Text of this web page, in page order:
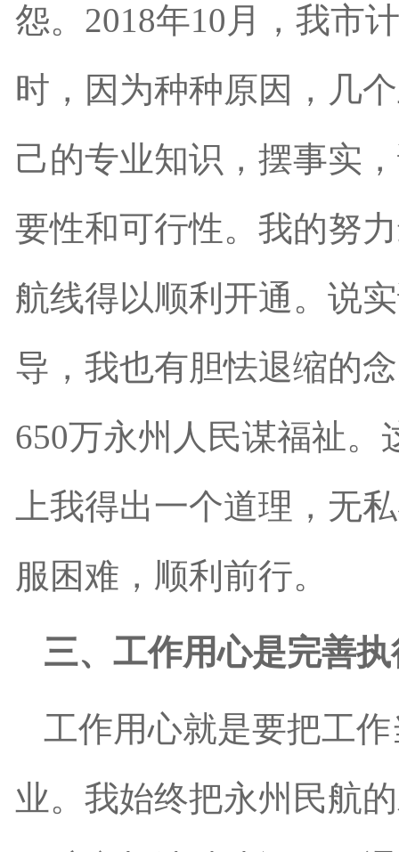
怨。2018年10月，我市
时，因为种种原因，几
己的专业知识，摆事实
要性和可行性。我的努
航线得以顺利开通。说
导，我也有胆怯退缩的
650万永州人民谋福祉
上我得出一个道理，无
服困难，顺利前行。
三、工作用心是完善
工作用心就是要把工
业。我始终把永州民航